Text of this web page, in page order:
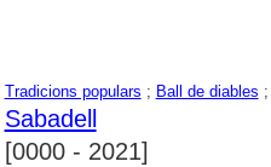
Tradicions populars ; Ball de diables
Sabadell
[0000 - 2021]